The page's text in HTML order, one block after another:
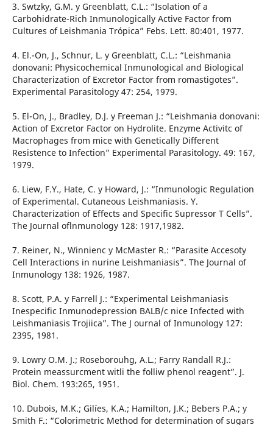
3. Swtzky, G.M. y Greenblatt, C.L.: “Isolation of a
Carbohidrate-Rich Inmunologically Active Factor from
Cultures of Leishmania Trópica” Febs. Lett. 80:401, 1977.
4. El.-On, J., Schnur, L. y Greenblatt, C.L.: “Leishmania
donovani: Physicochemical Inmunological and Biological
Characterization of Excretor Factor from romastigotes”.
Experimental Parasitology 47: 254, 1979.
5. El-On, J., Bradley, D.J. y Freeman J.: “Leishmania donovani:
Action of Excretor Factor on Hydrolite. Enzyme Activitc of
Macrophages from mice with Genetically Different
Resistence to Infection” Experimental Parasitology. 49: 167,
1979.
6. Liew, F.Y., Hate, C. y Howard, J.: “Inmunologic Regulation
of Experimental. Cutaneous Leishmaniasis. Y.
Characterization of Effects and Specific Supressor T Cells”.
The Journal oflnmunology 128: 1917,1982.
7. Reiner, N., Winnienc y McMaster R.: “Parasite Accesoty
Cell Interactions in nurine Leishmaniasis”. The Journal of
Inmunology 138: 1926, 1987.
8. Scott, P.A. y Farrell J.: “Experimental Leishmaniasis
Inespecific Inmunodepression BALB/c nice Infected with
Leishmaniasis Trojiica”. The J ournal of Inmunology 127:
2395, 1981.
9. Lowry O.M. J.; Roseborouhg, A.L.; Farry Randall R.J.:
Protein meassurcment witli the folliw phenol reagent”. J.
Biol. Chem. 193:265, 1951.
10. Dubois, M.K.; Gilíes, K.A.; Hamilton, J.K.; Bebers P.A.; y
Smith F.: “Colorimetric Method for determination of sugars